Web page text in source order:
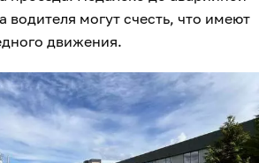
водителя могут счесть, что имеют
движения.